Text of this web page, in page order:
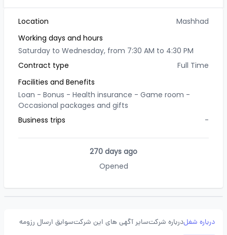
Location
Mashhad
Working days and hours
Saturday to Wednesday, from 7:30 AM to 4:30 PM
Contract type
Full Time
Facilities and Benefits
Loan - Bonus - Health insurance - Game room -
Occasional packages and gifts
Business trips
-
270 days ago
Opened
درباره شغلدرباره شرکتسایر آگهی های این شرکتسوابق ارسال رزومه